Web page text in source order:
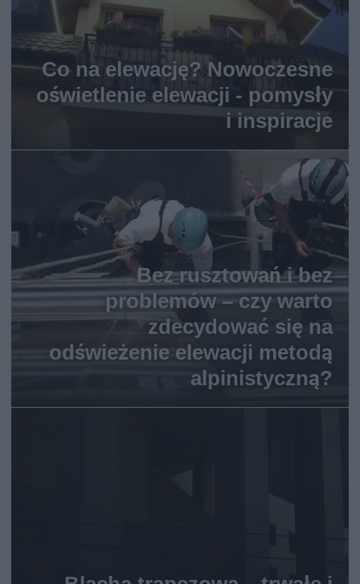
Co na elewację? Nowoczesne
oświetlenie elewacji - pomysły
i inspiracje
Bez rusztowań i bez
problemów – czy warto
zdecydować się na
odświeżenie elewacji metodą
alpinistyczną?